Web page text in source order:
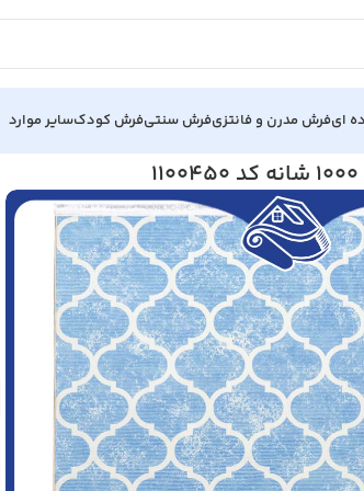
ایفرش مدرن و فانتزیفرش سنتیفرش کودکسایر موارد